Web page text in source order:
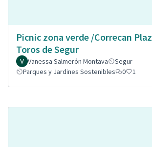
Picnic zona verde /Correcan
Toros de Segur
Vanessa Salmerón Montava
Segur
Parques y Jardines Sostenibles
0 1